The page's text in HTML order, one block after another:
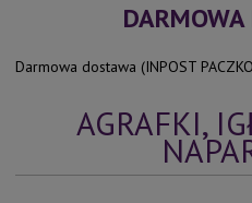
Darmowa dostawa (INPOST
AGRAFKI,